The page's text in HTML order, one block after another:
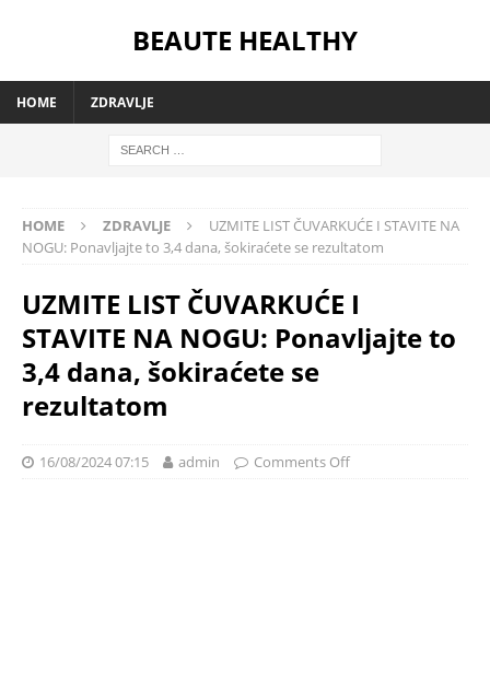
BEAUTE HEALTHY
HOME ZDRAVLJE
HOME ZDRAVLJE
UZMITE LIST ČUVARKUĆE I STAVITE NA
NOGU: Ponavljajte to 3,4 dana, šokiraćete se rezultatom
UZMITE LIST ČUVARKUĆE I
STAVITE NA NOGU: Ponavljajte to
3,4 dana, šokiraćete se
rezultatom
16/08/2024 07:15 admin Comments Off